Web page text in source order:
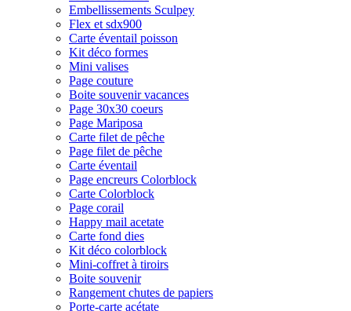
Embellissements Sculpey
Flex et sdx900
Carte éventail poisson
Kit déco formes
Mini valises
Page couture
Boite souvenir vacances
Page 30x30 coeurs
Page Mariposa
Carte filet de pêche
Page filet de pêche
Carte éventail
Page encreurs Colorblock
Carte Colorblock
Page corail
Happy mail acetate
Carte fond dies
Kit déco colorblock
Mini-coffret à tiroirs
Boite souvenir
Rangement chutes de papiers
Porte-carte acétate